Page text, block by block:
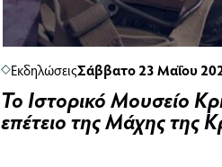
ΕκδηλώσειςΣάββατο 23 Μαΐου
Το Ιστορικό Μουσείο
επέτειο της Μάχης της